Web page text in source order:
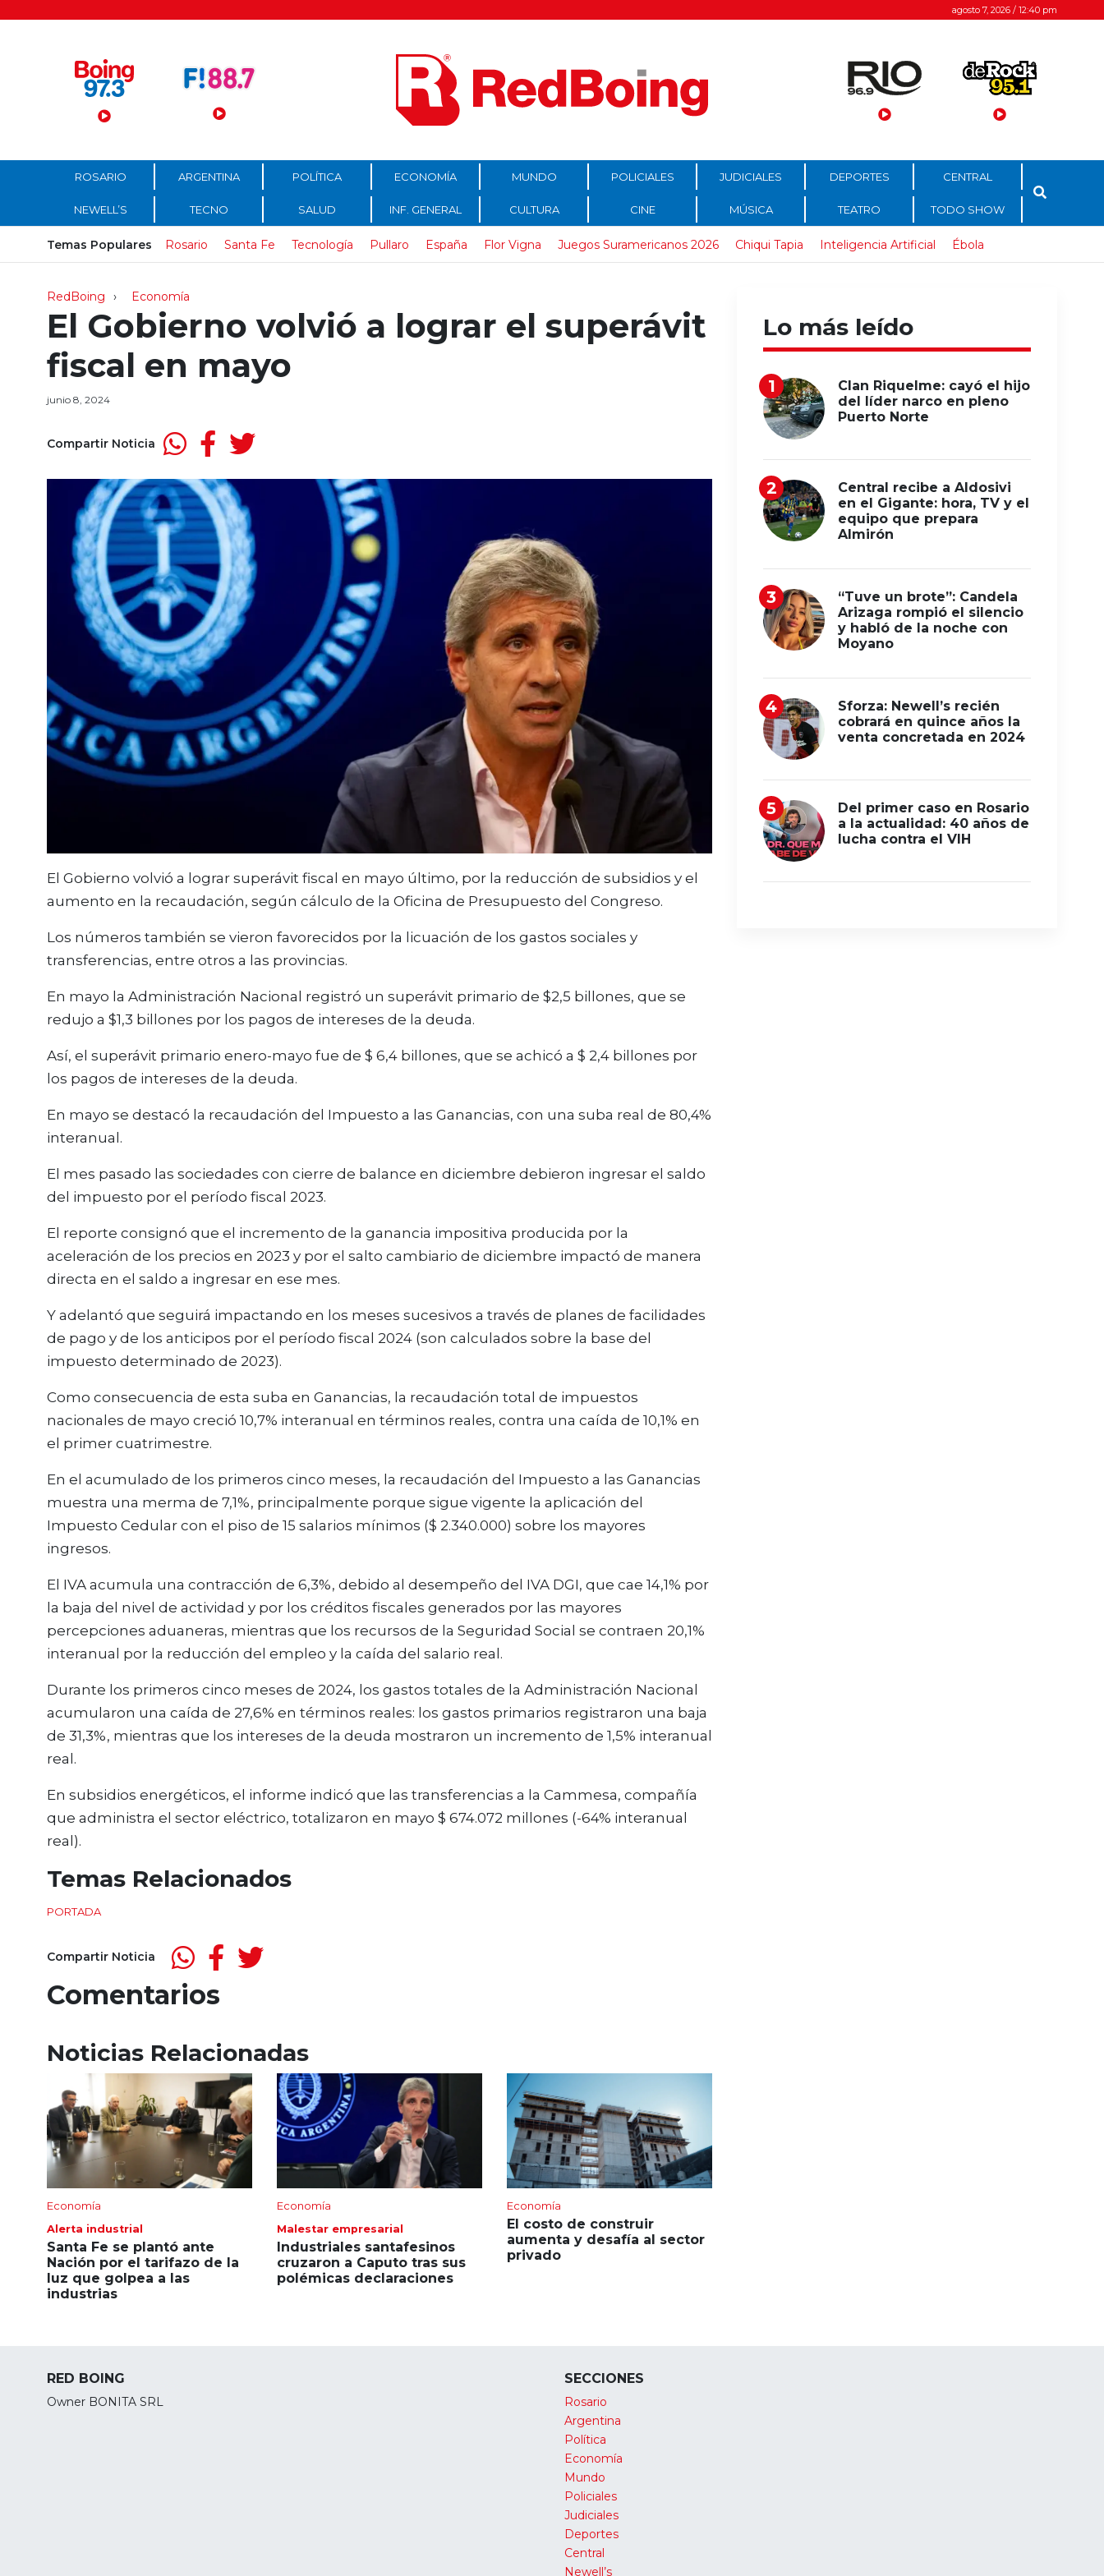
Menú Principal agosto 7, 2026 / 12:40 pm
ROSARIO ARGENTINA POLÍTICA ECONOMÍA MUNDO POLICIALES JUDICIALES DEPORTES CENTRAL
NEWELL’S TECNO SALUD INF. GENERAL CULTURA CINE MÚSICA TEATRO TODO SHOW
Temas Populares Rosario Santa Fe Tecnología Pullaro España Flor Vigna Juegos Suramericanos 2026 Chiqui Tapia Inteligencia Artificial Ébola
RedBoing Economía
El Gobierno volvió a lograr el superávit
fiscal en mayo
junio 8, 2024
Compartir Noticia
El Gobierno volvió a lograr superávit fiscal en mayo último, por la reducción de subsidios y el
aumento en la recaudación, según cálculo de la Oficina de Presupuesto del Congreso.
Los números también se vieron favorecidos por la licuación de los gastos sociales y
transferencias, entre otros a las provincias.
En mayo la Administración Nacional registró un superávit primario de $2,5 billones, que se
redujo a $1,3 billones por los pagos de intereses de la deuda.
Así, el superávit primario enero-mayo fue de $ 6,4 billones, que se achicó a $ 2,4 billones por
los pagos de intereses de la deuda.
En mayo se destacó la recaudación del Impuesto a las Ganancias, con una suba real de 80,4%
interanual.
El mes pasado las sociedades con cierre de balance en diciembre debieron ingresar el saldo
del impuesto por el período fiscal 2023.
El reporte consignó que el incremento de la ganancia impositiva producida por la
aceleración de los precios en 2023 y por el salto cambiario de diciembre impactó de manera
directa en el saldo a ingresar en ese mes.
Y adelantó que seguirá impactando en los meses sucesivos a través de planes de facilidades
de pago y de los anticipos por el período fiscal 2024 (son calculados sobre la base del
impuesto determinado de 2023).
Como consecuencia de esta suba en Ganancias, la recaudación total de impuestos
nacionales de mayo creció 10,7% interanual en términos reales, contra una caída de 10,1% en
el primer cuatrimestre.
En el acumulado de los primeros cinco meses, la recaudación del Impuesto a las Ganancias
muestra una merma de 7,1%, principalmente porque sigue vigente la aplicación del
Impuesto Cedular con el piso de 15 salarios mínimos ($ 2.340.000) sobre los mayores
ingresos.
El IVA acumula una contracción de 6,3%, debido al desempeño del IVA DGI, que cae 14,1% por
la baja del nivel de actividad y por los créditos fiscales generados por las mayores
percepciones aduaneras, mientras que los recursos de la Seguridad Social se contraen 20,1%
interanual por la reducción del empleo y la caída del salario real.
Durante los primeros cinco meses de 2024, los gastos totales de la Administración Nacional
acumularon una caída de 27,6% en términos reales: los gastos primarios registraron una baja
de 31,3%, mientras que los intereses de la deuda mostraron un incremento de 1,5% interanual
real.
En subsidios energéticos, el informe indicó que las transferencias a la Cammesa, compañía
que administra el sector eléctrico, totalizaron en mayo $ 674.072 millones (-64% interanual
real).
Temas Relacionados
PORTADA
Compartir Noticia
Comentarios
Noticias Relacionadas
Economía
Alerta industrial
Santa Fe se plantó ante
Nación por el tarifazo de la
luz que golpea a las
industrias
Economía
Malestar empresarial
Industriales santafesinos
cruzaron a Caputo tras sus
polémicas declaraciones
Economía
El costo de construir
aumenta y desafía al sector
privado
Lo más leído
Clan Riquelme: cayó el hijo
del líder narco en pleno
Puerto Norte
Central recibe a Aldosivi
en el Gigante: hora, TV y el
equipo que prepara
Almirón
“Tuve un brote”: Candela
Arizaga rompió el silencio
y habló de la noche con
Moyano
Sforza: Newell’s recién
cobrará en quince años la
venta concretada en 2024
Del primer caso en Rosario
a la actualidad: 40 años de
lucha contra el VIH
RED BOING
Owner BONITA SRL
SECCIONES
Rosario
Argentina
Política
Economía
Mundo
Policiales
Judiciales
Deportes
Central
Newell’s